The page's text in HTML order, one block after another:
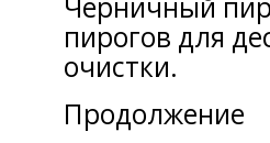
Черничный
пирогов для
очистки.
Продолжение